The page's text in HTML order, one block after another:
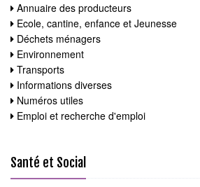
Annuaire des producteurs
Ecole, cantine, enfance et Jeunesse
Déchets ménagers
Environnement
Transports
Informations diverses
Numéros utiles
Emploi et recherche d'emploi
Santé et Social